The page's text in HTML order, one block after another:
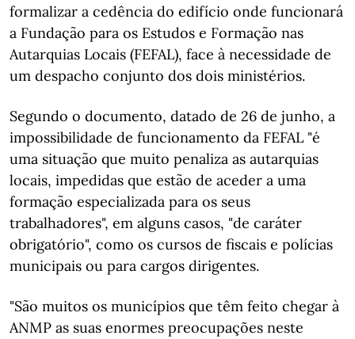
formalizar a cedência do edifício onde funcionará
a Fundação para os Estudos e Formação nas
Autarquias Locais (FEFAL), face à necessidade de
um despacho conjunto dos dois ministérios.
Segundo o documento, datado de 26 de junho, a
impossibilidade de funcionamento da FEFAL "é
uma situação que muito penaliza as autarquias
locais, impedidas que estão de aceder a uma
formação especializada para os seus
trabalhadores", em alguns casos, "de caráter
obrigatório", como os cursos de fiscais e polícias
municipais ou para cargos dirigentes.
"São muitos os municípios que têm feito chegar à
ANMP as suas enormes preocupações neste